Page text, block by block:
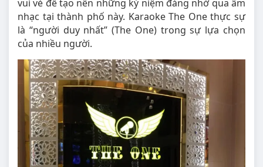
vui vẻ để tạo nên những kỷ niệm đáng nhớ qua âm
nhạc tại thành phố này. Karaoke The One thực sự
là “người duy nhất” (The One) trong sự lựa chọn
của nhiều người.